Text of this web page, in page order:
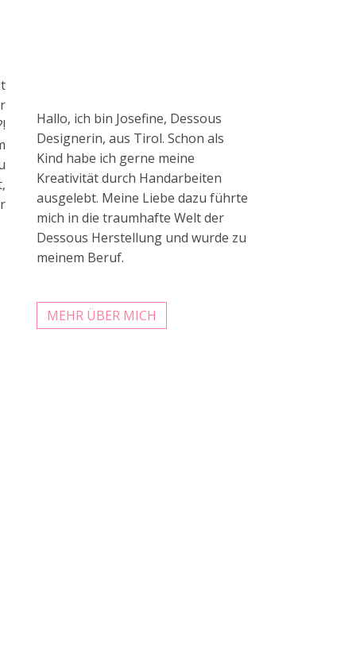
Hallo, ich bin Josefine, Dessous
Designerin, aus Tirol. Schon als
Kind habe ich gerne meine
Kreativität durch Handarbeiten
ausgelebt. Meine Liebe dazu führte
mich in die traumhafte Welt der
Dessous Herstellung und wurde zu
meinem Beruf.
MEHR ÜBER MICH